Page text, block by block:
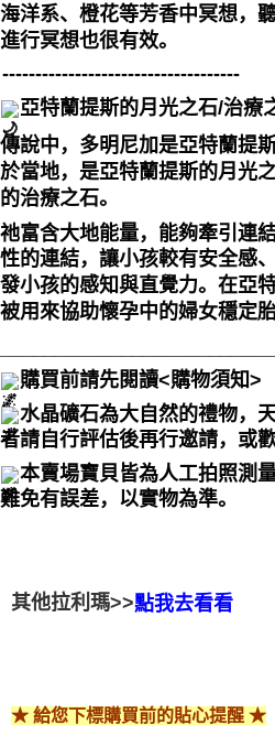
海洋系、橙花等芳香中冥想，
進行冥想也很有效。
------------------------------------
亞特蘭提斯的月光之石/治療
傳說中，多明尼加是亞特蘭提
於當地，是亞特蘭提斯的月光
的治療之石。
祂富含大地能量，能夠牽引連
性的連結，讓小孩較有安全感
發小孩的感知與直覺力。在亞
被用來協助懷孕中的婦女穩定胎
購買前請先閱讀<購物須知>
水晶礦石為大自然的禮物，
者請自行評估後再行邀請，或
本賣場寶貝皆為人工拍照測
難免有誤差，以實物為準。
其他拉利瑪>>點我去看看
★ 給您下標購買前的貼心提醒 ★